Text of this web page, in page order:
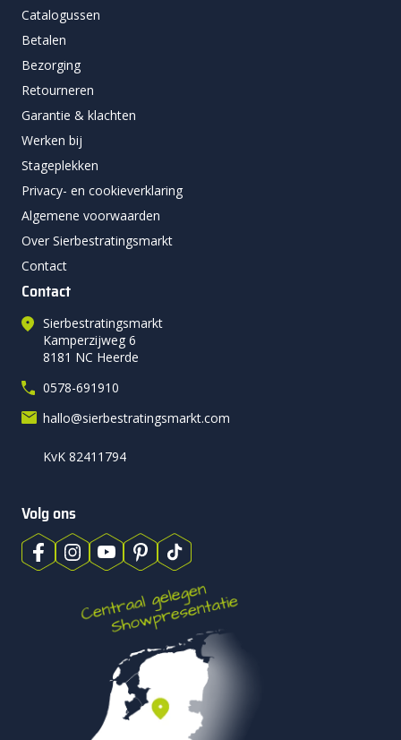
Catalogussen
Betalen
Bezorging
Retourneren
Garantie & klachten
Werken bij
Stageplekken
Privacy- en cookieverklaring
Algemene voorwaarden
Over Sierbestratingsmarkt
Contact
Contact
Sierbestratingsmarkt
Kamperzijweg 6
8181 NC Heerde
0578-691910
hallo@sierbestratingsmarkt.com
KvK 82411794
Volg ons